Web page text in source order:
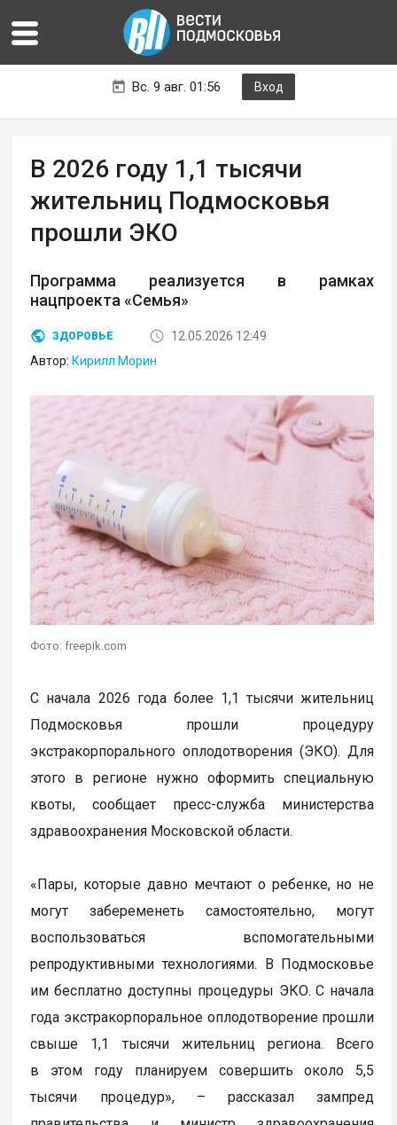
Вс. 9 авг. 01:56 Вход
В 2026 году 1,1 тысячи
жительниц Подмосковья
прошли ЭКО
Программа реализуется в рамках
нацпроекта «Семья»
ЗДОРОВЬЕ
12.05.2026 12:49
Автор: Кирилл Морин
Фото: freepik.com
С начала 2026 года более 1,1 тысячи жительниц
Подмосковья прошли процедуру
экстракорпорального оплодотворения (ЭКО). Для
этого в регионе нужно оформить специальную
квоты, сообщает пресс-служба министерства
здравоохранения Московской области.
«Пары, которые давно мечтают о ребенке, но не
могут забеременеть самостоятельно, могут
воспользоваться вспомогательными
репродуктивными технологиями. В Подмосковье
им бесплатно доступны процедуры ЭКО. С начала
года экстракорпоральное оплодотворение прошли
свыше 1,1 тысячи жительниц региона. Всего
в этом году планируем совершить около 5,5
тысячи процедур», – рассказал зампред